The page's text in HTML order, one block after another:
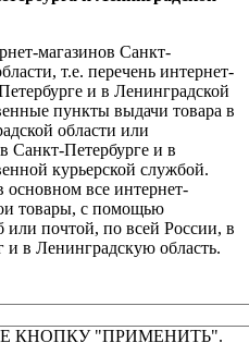
магазинов Санкт-
т.е. перечень интернет-
и в Ленинградской
пункты выдачи товара в
области или
Санкт-Петербурге и в
курьерской службой.
основном все интернет-
товары, с помощью
или почтой, по всей России, в
и в Ленинградскую область.
КНОПКУ "ПРИМЕНИТЬ".